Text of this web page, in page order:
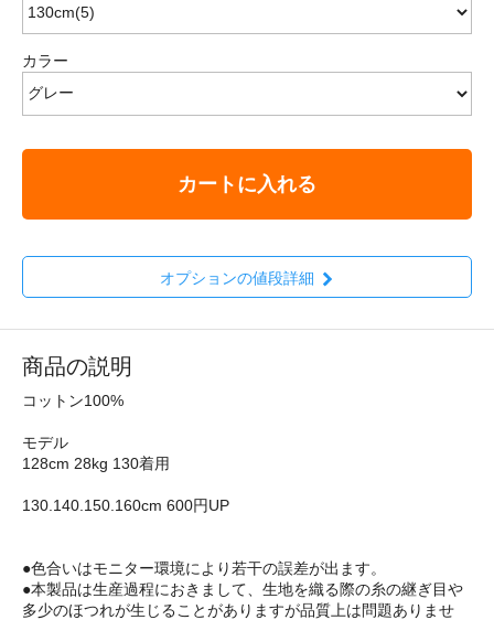
カラー
カートに入れる
オプションの値段詳細
商品の説明
コットン100%
モデル
128cm 28kg 130着用
130.140.150.160cm 600円UP
●色合いはモニター環境により若干の誤差が出ます。
●本製品は生産過程におきまして、生地を織る際の糸の継ぎ目や
多少のほつれが生じることがありますが品質上は問題ありませ